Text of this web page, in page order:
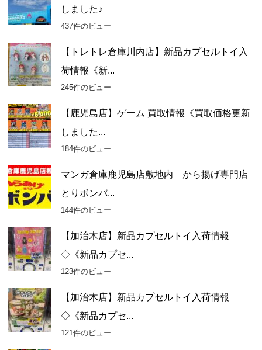
しました♪
437件のビュー
【トレトレ倉庫川内店】新品カプセルトイ入
荷情報《新...
245件のビュー
【鹿児島店】ゲーム 買取情報《買取価格更新
しました...
184件のビュー
マンガ倉庫鹿児島店敷地内 から揚げ専門店
とりボンバ...
144件のビュー
【加治木店】新品カプセルトイ入荷情報
◇《新品カプセ...
123件のビュー
【加治木店】新品カプセルトイ入荷情報
◇《新品カプセ...
121件のビュー